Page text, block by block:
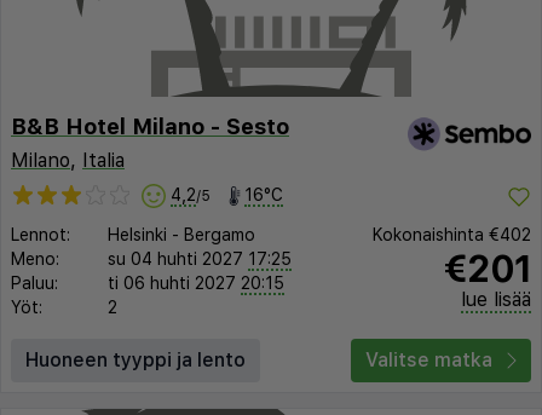
B&B Hotel Milano - Sesto
Milano, Italia
4,2/5 16°C
Lennot: Helsinki - Bergamo
Meno:
su 04 huhti 2027 17:25
Paluu:
ti 06 huhti 2027 20:15
Yöt:
2
Kokonaishinta €402
€201
lue lisää
Huoneen tyyppi ja lento Valitse matka